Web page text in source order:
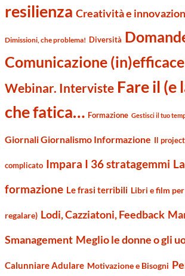
resilienza Creatività e
Dimissioni, che problema! Diversità
Comunicazione (in)efficace
Webinar. Interviste Fare il (e
che fatica… Formazione Gestisci il tuo
Giornali Giornalismo Informazione Il
complicato Impara I 36 stratagemmi
formazione Le frasi terribili Libri e film per
regalare) Lodi, Cazziatoni, Feedback
Smanagement Meglio le donne o gli
Calunniare Adulare Motivazione e Bisogni